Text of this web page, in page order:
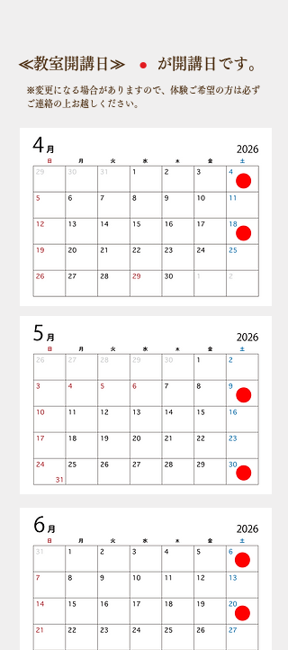
​≪教室開講日≫ ​● ​が開講日です。
​※変更になる場合がありますので、体験ご希望の方は必ず
ご連絡の上お越しください。